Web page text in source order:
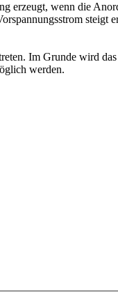
erzeugt, wenn die
steigt
Im Grunde wird
werden.